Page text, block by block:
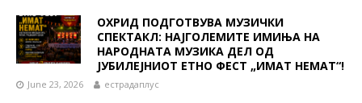
ОХРИД ПОДГОТВУВА МУЗИЧКИ
СПЕКТАКЛ: НАЈГОЛЕМИТЕ ИМИЊА НА
НАРОДНАТА МУЗИКА ДЕЛ ОД
ЈУБИЛЕЈНИОТ ЕТНО ФЕСТ „ИМАТ НЕМАТ“!
June 23, 2026 естрадаплус